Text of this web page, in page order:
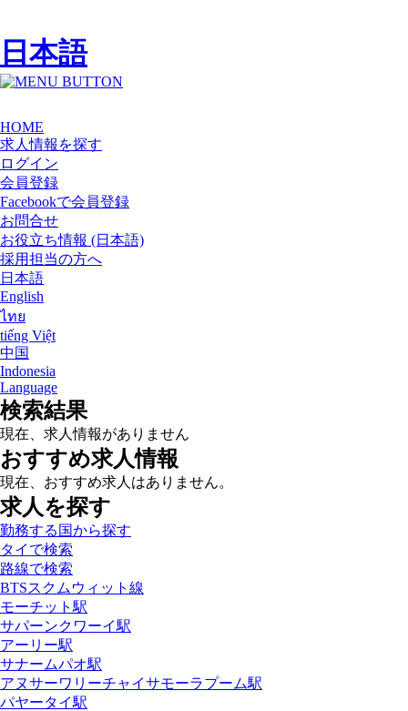
日本語
HOME
求人情報を探す
ログイン
会員登録
Facebookで会員登録
お問合せ
お役立ち情報 (日本語)
採用担当の方へ
日本語
English
ไทย
tiếng Việt
中国
Indonesia
Language
検索結果
現在、求人情報がありません
おすすめ求人情報
現在、おすすめ求人はありません。
求人を探す
勤務する国から探す
タイで検索
路線で検索
BTSスクムウィット線
モーチット駅
サパーンクワーイ駅
アーリー駅
サナームパオ駅
アヌサーワリーチャイサモーラプーム駅
パヤータイ駅